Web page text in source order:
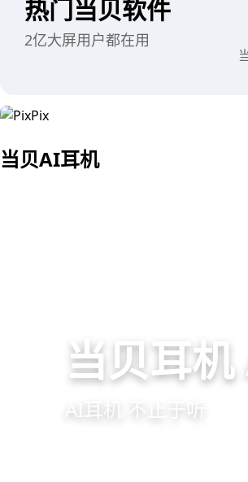
热门当贝软件
2亿大屏用户都在用
当贝AI耳机
当贝耳
AI耳机 不止于听